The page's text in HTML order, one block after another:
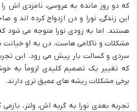
که دو روز مانده به عروسی، نامزدی اش
این زندگی، نورا و دن ازدواج کرده اند و
هستند. اما به زودی نورا متوجه می شود که
مشکلات و ناکامی هاست. دن به او خیانت
سردی و کسالت بار پیش می رود. این
که تغییر یک تصمیم کلیدی لزوماً به
برخی مشکلات ریشه های عمیق تری دارند.
تجربه بعدی نورا به گربه اش، ولتر، بازمی